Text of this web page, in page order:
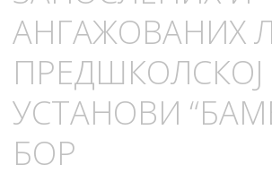
АНГАЖОВАНИХ
ПРЕДШКОЛСКОЈ
УСТАНОВИ
БОР